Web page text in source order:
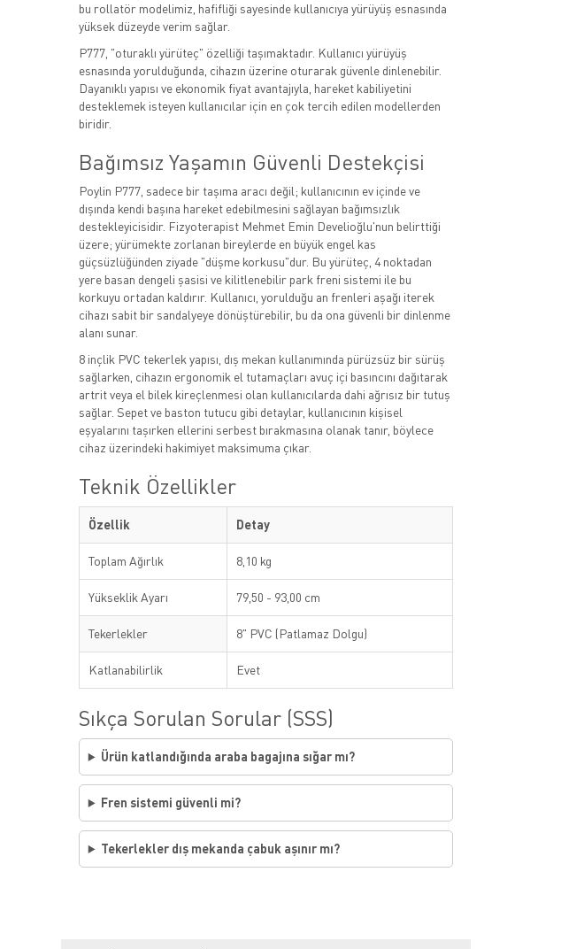
bu rollatör modelimiz, hafifliği sayesinde kullanıcıya yürüyüş esnasında
yüksek düzeyde verim sağlar.
P777, "oturaklı yürüteç" özelliği taşımaktadır. Kullanıcı yürüyüş
esnasında yorulduğunda, cihazın üzerine oturarak güvenle dinlenebilir.
Dayanıklı yapısı ve ekonomik fiyat avantajıyla, hareket kabiliyetini
desteklemek isteyen kullanıcılar için en çok tercih edilen modellerden
biridir.
Bağımsız Yaşamın Güvenli Destekçisi
Poylin P777, sadece bir taşıma aracı değil; kullanıcının ev içinde ve
dışında kendi başına hareket edebilmesini sağlayan bağımsızlık
destekleyicisidir. Fizyoterapist Mehmet Emin Develioğlu'nun belirttiği
üzere; yürümekte zorlanan bireylerde en büyük engel kas
güçsüzlüğünden ziyade "düşme korkusu"dur. Bu yürüteç, 4 noktadan
yere basan dengeli şasisi ve kilitlenebilir park freni sistemi ile bu
korkuyu ortadan kaldırır. Kullanıcı, yorulduğu an frenleri aşağı iterek
cihazı sabit bir sandalyeye dönüştürebilir, bu da ona güvenli bir dinlenme
alanı sunar.
8 inçlik PVC tekerlek yapısı, dış mekan kullanımında pürüzsüz bir sürüş
sağlarken, cihazın ergonomik el tutamaçları avuç içi basıncını dağıtarak
artrit veya el bilek kireçlenmesi olan kullanıcılarda dahi ağrısız bir tutuş
sağlar. Sepet ve baston tutucu gibi detaylar, kullanıcının kişisel
eşyalarını taşırken ellerini serbest bırakmasına olanak tanır, böylece
cihaz üzerindeki hakimiyet maksimuma çıkar.
Teknik Özellikler
Özellik Detay
Toplam Ağırlık 8,10 kg
Yükseklik Ayarı 79,50 - 93,00 cm
Tekerlekler 8" PVC (Patlamaz Dolgu)
Katlanabilirlik Evet
Sıkça Sorulan Sorular (SSS)
Ürün katlandığında araba bagajına sığar mı?
Fren sistemi güvenli mi?
Tekerlekler dış mekanda çabuk aşınır mı?